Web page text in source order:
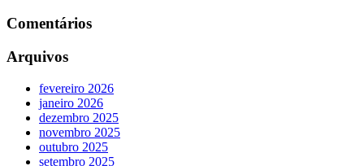
Comentários
Arquivos
fevereiro 2026
janeiro 2026
dezembro 2025
novembro 2025
outubro 2025
setembro 2025